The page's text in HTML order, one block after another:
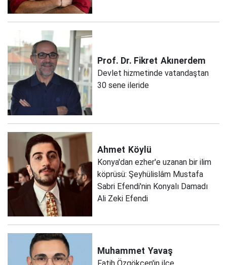
Prof. Dr. Fikret Akınerdem
Devlet hizmetinde vatandaştan
30 sene ileride
Ahmet Köylü
Konya'dan ezher'e uzanan bir ilim
köprüsü: Şeyhülislâm Mustafa
Sabri Efendi'nin Konyalı Damadı
Ali Zeki Efendi
Muhammet Yavaş